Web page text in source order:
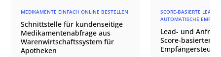
MEDIKAMENTE EINFACH ONLINE BESTELLEN
Schnittstelle für kundenseitige
Medikamentenabfrage aus
Warenwirtschaftssystem für
Apotheken
SCORE-BASIERTE LEAD-
AUTOMATISCHE
Lead- und
Score-basierter